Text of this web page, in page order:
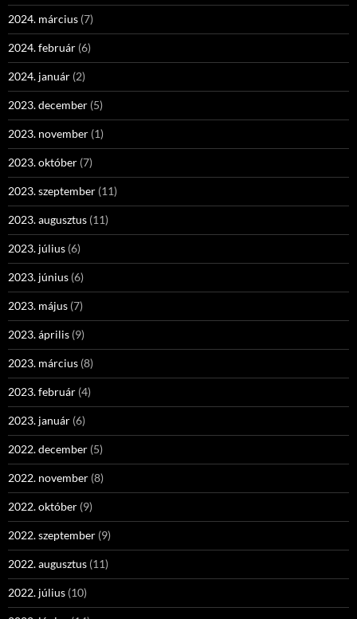
2024. március (7)
2024. február (6)
2024. január (2)
2023. december (5)
2023. november (1)
2023. október (7)
2023. szeptember (11)
2023. augusztus (11)
2023. július (6)
2023. június (6)
2023. május (7)
2023. április (9)
2023. március (8)
2023. február (4)
2023. január (6)
2022. december (5)
2022. november (8)
2022. október (9)
2022. szeptember (9)
2022. augusztus (11)
2022. július (10)